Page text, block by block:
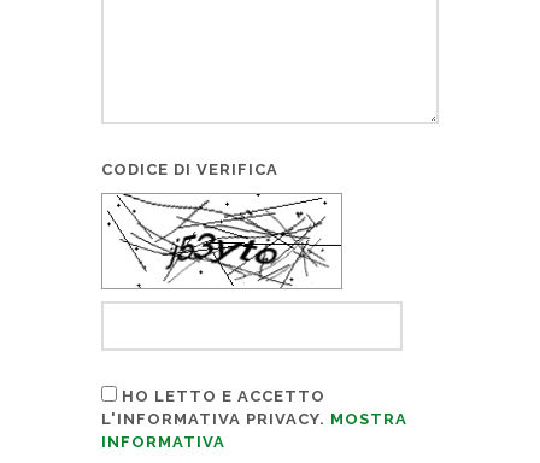
CODICE DI VERIFICA
HO LETTO E ACCETTO
L'INFORMATIVA PRIVACY. MOSTRA
INFORMATIVA